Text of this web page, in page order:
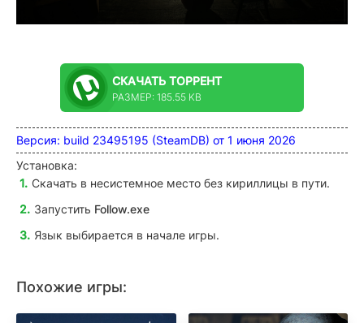
СКАЧАТЬ ТОРРЕНТ
РАЗМЕР: 185.55 KB
Версия: build 23495195 (SteamDB) от 1 июня 2026
Установка:
Скачать в несистемное место без кириллицы в пути.
Запустить Follow.exe
Язык выбирается в начале игры.
Похожие игры: